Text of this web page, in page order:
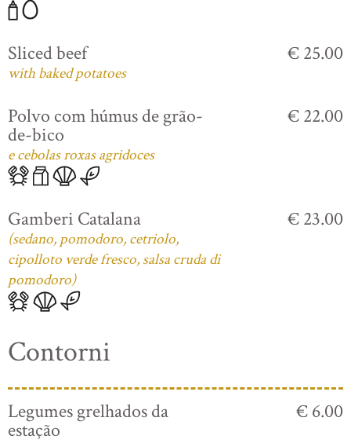
Sliced beef
with baked potatoes
€ 25.00
Polvo com húmus de grão-
de-bico
e cebolas roxas agridoces
€ 22.00
Gamberi Catalana
(sedano, pomodoro, cetriolo,
cipolloto verde fresco, salsa cruda di
pomodoro)
€ 23.00
Contorni
Legumes grelhados da
estação
€ 6.00